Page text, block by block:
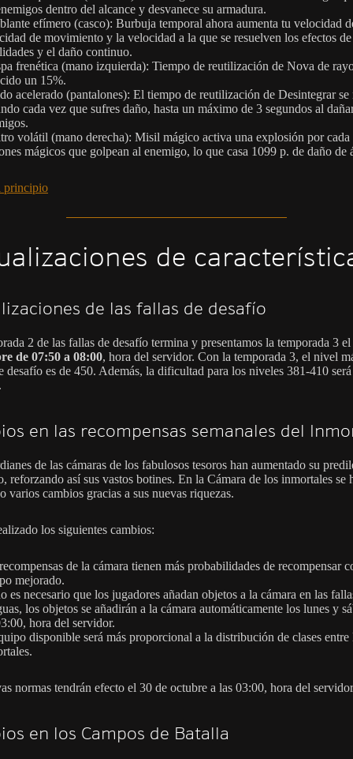
dentro del alcance y desvanece su armadura.
efímero (casco): Burbuja temporal ahora aumenta tu velocidad
de movimiento y la velocidad a la que se resuelven los efectos de
y el daño continuo.
frenética (mano izquierda): Tiempo de reutilización de Nova de
un 15%.
acelerado (pantalones): El tiempo de reutilización de Desintegrar se
cada vez que sufres daño, hasta un máximo de 3 segundos al
volátil (mano derecha): Misil mágico activa una explosión por cada
mágicos que golpean al enemigo, lo que casa 1099 p. de daño de
principio
de
de las fallas de desafío
2 de las fallas de desafío termina y presentamos la temporada 3 el
de 07:50 a 08:00, hora del servidor. Con la temporada 3, el nivel
desafío es de 450. Además, la dificultad para los niveles 381-410 será
en las recompensas semanales del
de las cámaras de los fabulosos tesoros han aumentado su
reforzando así sus vastos botines. En la Cámara de los inmortales se
varios cambios gracias a sus nuevas riquezas.
los siguientes cambios:
de la cámara tienen más probabilidades de recompensar
mejorado.
es necesario que los jugadores añadan objetos a la cámara en las
los objetos se añadirán a la cámara automáticamente los lunes y
hora del servidor.
disponible será más proporcional a la distribución de clases entre
normas tendrán efecto el 30 de octubre a las 03:00, hora del
en los Campos de Batalla